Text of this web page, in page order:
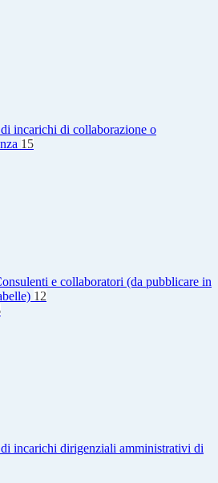
incarichi di collaborazione o
15
e collaboratori (da pubblicare in
12
incarichi dirigenziali amministrativi di